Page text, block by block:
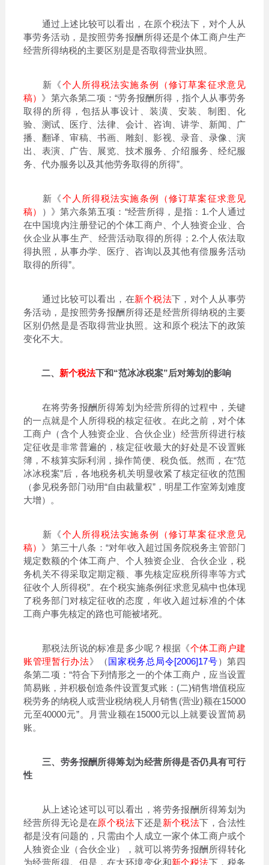
通过上述比较可以看出，在原个税法下，对个人从
事劳务活动，是按照劳务报酬所得还是个体工商户生产
经营所得纳税的主要区别是是否取得营业执照。
新《个人所得税法实施条例（修订草案征求意见
稿） 》第六条第二项：“劳务报酬所得，指个人从事劳务
取得的所得，包括从事设计、装潢、安装、制图、化
验、测试、医疗、法律、会计、咨询、讲学、新闻、广
播、翻译、审稿、书画、雕刻、影视、录音、录像、演
出、表演、广告、展览、技术服务、介绍服务、经纪服
务、代办服务以及其他劳务取得的所得”。
新《个人所得税法实施条例（修订草案征求意见
稿）
）》第六条第五项：“经营所得，是指：1.个人通过
在中国境内注册登记的个体工商户、个人独资企业、合
伙企业从事生产、经营活动取得的所得；2.个人依法取
得执照，从事办学、医疗、咨询以及其他有偿服务活动
取得的所得”。
通过比较可以看出，在新个税法下，对个人从事劳
务活动，是按照劳务报酬所得还是经营所得纳税的主要
区别仍然是是否取得营业执照。这和原个税法下的政策
变化不大。
二、 新个税法下和“范冰冰税案”后对筹划的影响
在将劳务报酬所得筹划为经营所得的过程中，关键
的一点就是个人所得税的核定征收。在此之前，对个体
工商户（含个人独资企业、合伙企业）经营所得进行核
定征收是非常普遍的，核定征收最大的好处是不设置账
簿，不核算实际利润，操作简便、税负低。然而，在“范
冰冰税案”后，各地税务机关明显收紧了核定征收的范围
（参见税务部门动用“自由裁量权”，明星工作室筹划难度
大增）。
新《个人所得税法实施条例（修订草案征求意见
稿） 》第三十八条：“对年收入超过国务院税务主管部门
规定数额的个体工商户、个人独资企业、合伙企业，税
务机关不得采取定期定额、事先核定应税所得率等方式
征收个人所得税”。在个税实施条例征求意见稿中也体现
了税务部门对核定征收的态度，年收入超过标准的个体
工商户事先核定的路也可能被堵死。
那税法所说的标准是多少呢？根据《个体工商户建
账管理暂行办法》（国家税务总局令[2006]17号）第四
条第二项：“符合下列情形之一的个体工商户，应当设置
简易账，并积极创造条件设置复式账：(二)销售增值税应
税劳务的纳税人或营业税纳税人月销售(营业)额在15000
元至40000元”。月营业额在15000元以上就要设置简易
账。
三、劳务报酬所得筹划为经营所得是否仍具有可行
性
从上述论述可以可以看出，将劳务报酬所得筹划为
经营所得无论是在原个税法下还是新个税法下，合法性
都是没有问题的，只需由个人成立一家个体工商户或个
人独资企业（合伙企业），就可以将劳务报酬所得转化
为经营所得。但是，在大环境变化和新个税法下，税务